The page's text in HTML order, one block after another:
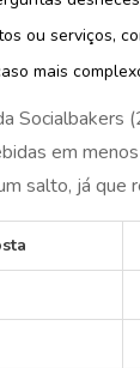
ou serviços,
mais
Socialbakers
em
salto, já